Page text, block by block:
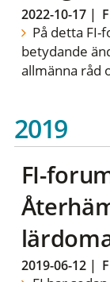
2022-10-17|
På detta
betydande
allmänna råd
2019
FI-
2019-06-12|